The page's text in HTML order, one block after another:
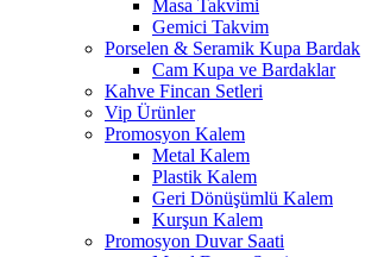
Masa Takvimi
Gemici Takvim
Porselen & Seramik Kupa Bardak
Cam Kupa ve Bardaklar
Kahve Fincan Setleri
Vip Ürünler
Promosyon Kalem
Metal Kalem
Plastik Kalem
Geri Dönüşümlü Kalem
Kurşun Kalem
Promosyon Duvar Saati